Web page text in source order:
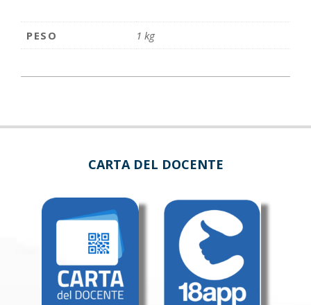
PESO 1 kg
CARTA DEL DOCENTE